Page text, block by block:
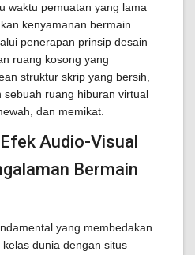
waktu pemuatan yang lama
kenyamanan bermain
penerapan prinsip desain
ruang kosong yang
struktur skrip yang bersih,
sebuah ruang hiburan virtual
dan memikat.
Audio-Visual
Bermain
yang membedakan
dunia dengan situs